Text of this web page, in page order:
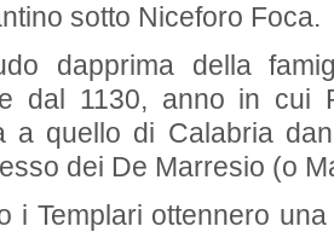
sotto Niceforo Foca.
dapprima della
dal 1130, anno in cui
a quello di Calabria
dei De Marresio (o
i Templari ottennero